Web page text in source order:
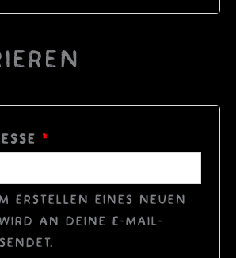
*
Erstellen eines neuen
an deine E-Mail-